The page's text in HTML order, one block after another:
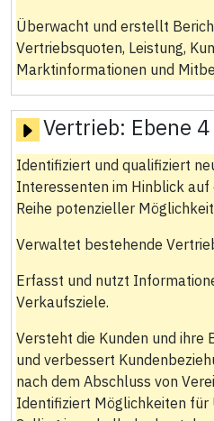
Überwacht und erstellt
Vertriebsquoten, Leistung,
Marktinformationen und
Vertrieb: Ebene 4
Identifiziert und qualifiziert
Interessenten im Hinblick auf
Reihe potenzieller
Verwaltet bestehende
Erfasst und nutzt
Verkaufsziele.
Versteht die Kunden und ihre
und verbessert
nach dem Abschluss von
Identifiziert Möglichkeiten für